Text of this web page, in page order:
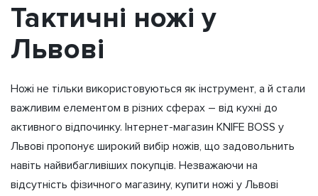
Тактичні ножі у
Львові
Ножі не тільки використовуються як інструмент, а й стали
важливим елементом в різних сферах – від кухні до
активного відпочинку. Інтернет-магазин KNIFE BOSS у
Львові пропонує широкий вибір ножів, що задовольнить
навіть найвибагливіших покупців. Незважаючи на
відсутність фізичного магазину, купити ножі у Львові